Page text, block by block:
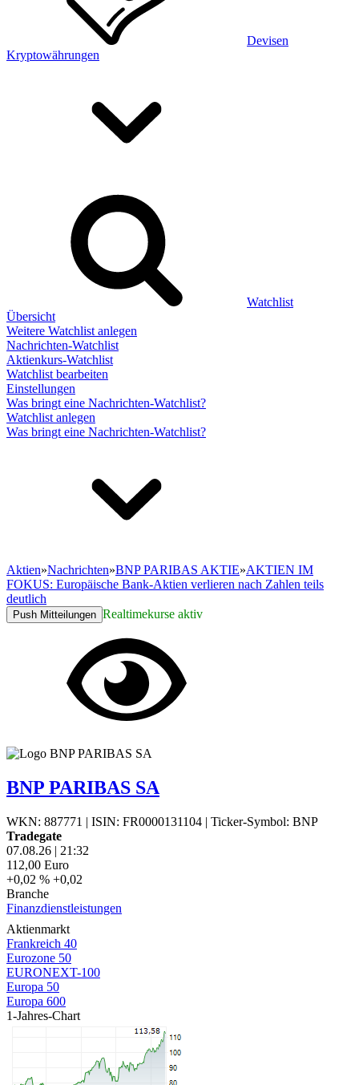
Devisen
Kryptowährungen
Watchlist
Übersicht
Weitere Watchlist anlegen
Nachrichten-Watchlist
Aktienkurs-Watchlist
Watchlist bearbeiten
Einstellungen
Was bringt eine Nachrichten-Watchlist?
Watchlist anlegen
Was bringt eine Nachrichten-Watchlist?
Aktien»Nachrichten»BNP PARIBAS AKTIE»AKTIEN IM
FOKUS: Europäische Bank-Aktien verlieren nach Zahlen teils
deutlich
Push Mitteilungen Realtimekurse aktiv
BNP PARIBAS SA
WKN: 887771 | ISIN: FR0000131104 | Ticker-Symbol: BNP
Tradegate
07.08.26 | 21:32
112,00 Euro
+0,02 % +0,02
Branche
Finanzdienstleistungen
Aktienmarkt
Frankreich 40
Eurozone 50
EURONEXT-100
Europa 50
Europa 600
1-Jahres-Chart